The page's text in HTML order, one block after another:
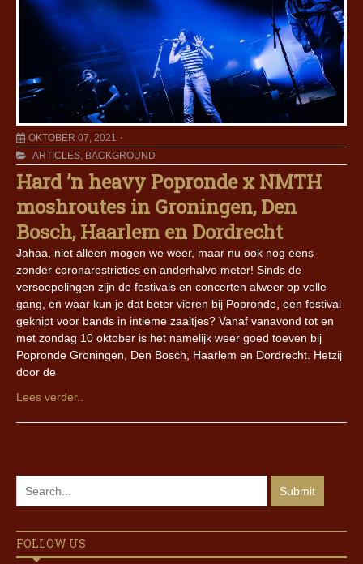
OKTOBER 07, 2021
ARTICLES, BACKGROUND
Hard ’n heavy Popronde x NMTH
moshroutes in Groningen, Den
Bosch, Haarlem en Dordrecht
Jahaa, niet alleen mogen we weer, maar nu ook nog eens
zonder coronarestricties en anderhalve meter! Sinds de
versoepelingen zijn de festivals en concerten alweer op volle
gang, en waar kun je dat beter vieren bij Popronde, een festival
geknipt voor bands in intieme zaaltjes? Vanaf vanavond tot en
met zondag 10 oktober is het namelijk weer goed toeven bij
Popronde Groningen, Den Bosch, Haarlem en Dordrecht. Hetzij
door de
Lees verder..
FOLLOW US